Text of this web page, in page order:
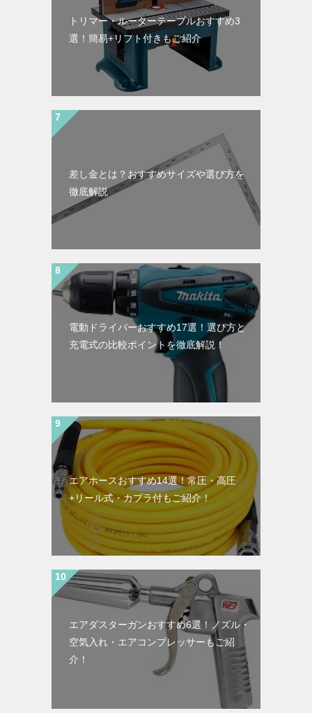
トリマー・ルーターテーブルおすすめ3
選！簡易+リフト付きもご紹介
差し金とは？おすすめサイズや選び方を
徹底解説
電動ドライバーおすすめ17選！選び方と
充電式の比較ポイントを徹底解説！
エアホースおすすめ14選！常圧・高圧
+リール式・カプラ付もご紹介！
エアダスターガンおすすめ6選！ノズル・
空気入れ・エアコンプレッサーもご紹
介！